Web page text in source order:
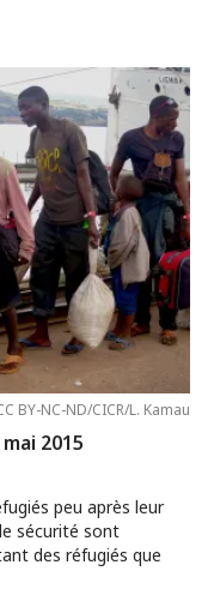
BY-NC-ND/CICR/L. Kamau
2015
peu après leur
sécurité sont
des réfugiés que